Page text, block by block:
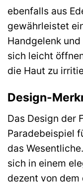
ebenfalls aus
gewährleistet
Handgelenk
sich leicht
die Haut zu
Design-
Das Design der
Paradebeispiel
das
sich in einem
dezent von dem